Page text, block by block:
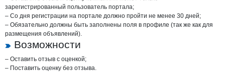
зарегистрированный пользователь портала;
– Со дня регистрации на портале должно пройти не менее 30 дней;
– Обязательно должны быть заполнены поля в профиле (так же как для
размещения объявлений).
Возможности
– Оставить отзыв с оценкой;
– Поставить оценку без отзыва.